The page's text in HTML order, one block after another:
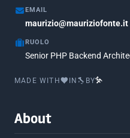
Marzo 2017
Luglio 2016
Febbraio 2016
EMAIL
maurizio@mauriziofonte.it
RUOLO
Senior PHP Backend
MADE WITH IN BY
About